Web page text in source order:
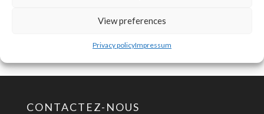
View preferences
Privacy policyImpressum
S’inscrire
CONTACTEZ-NOUS